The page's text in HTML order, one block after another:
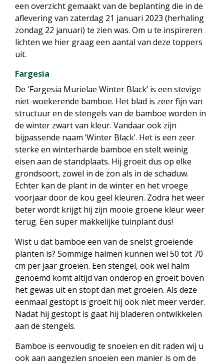
een overzicht gemaakt van de beplanting die in de
aflevering van zaterdag 21 januari 2023 (herhaling
zondag 22 januari) te zien was. Om u te inspireren
lichten we hier graag een aantal van deze toppers
uit.
Fargesia
De 'Fargesia Murielae Winter Black’ is een stevige
niet-woekerende bamboe. Het blad is zeer fijn van
structuur en de stengels van de bamboe worden in
de winter zwart van kleur. Vandaar ook zijn
bijpassende naam ‘Winter Black’. Het is een zeer
sterke en winterharde bamboe en stelt weinig
eisen aan de standplaats. Hij groeit dus op elke
grondsoort, zowel in de zon als in de schaduw.
Echter kan de plant in de winter en het vroege
voorjaar door de kou geel kleuren. Zodra het weer
beter wordt krijgt hij zijn mooie groene kleur weer
terug. Een super makkelijke tuinplant dus!
Wist u dat bamboe een van de snelst groeiende
planten is? Sommige halmen kunnen wel 50 tot 70
cm per jaar groeien. Een stengel, ook wel halm
genoemd komt altijd van onderop en groeit boven
het gewas uit en stopt dan met groeien. Als deze
eenmaal gestopt is groeit hij ook niet meer verder.
Nadat hij gestopt is gaat hij bladeren ontwikkelen
aan de stengels.
Bamboe is eenvoudig te snoeien en dit raden wij u
ook aan aangezien snoeien een manier is om de